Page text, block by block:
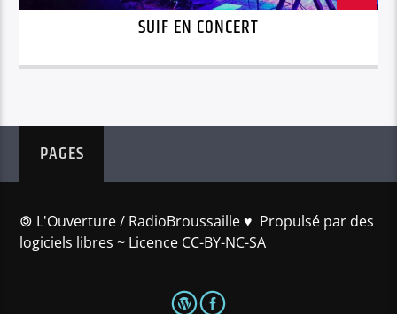
SUIF EN CONCERT
PAGES
🄯 L'Ouverture / RadioBroussaille ♥️ Propulsé par des
logiciels libres ~ Licence CC-BY-NC-SA